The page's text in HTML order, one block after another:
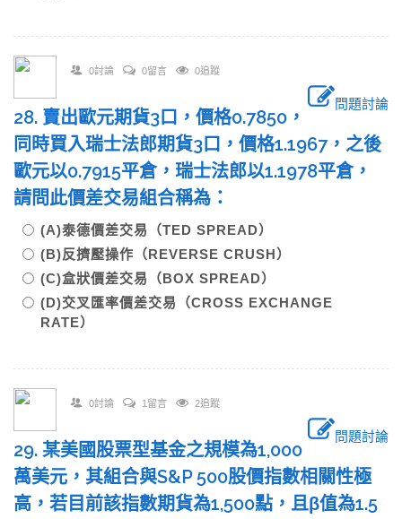
0討論 0留言 0追蹤
問題討論
28. 賣出歐元期貨3口，價格0.7850，
同時買入瑞士法郎期貨3口，價格1.1967，之後
歐元以0.7915平倉，瑞士法郎以1.1978平倉，
請問此價差交易組合稱為：
(A)泰德價差交易（TED SPREAD）
(B)反擠壓操作（REVERSE CRUSH）
(C)盒狀價差交易（BOX SPREAD）
(D)交叉匯率價差交易（CROSS EXCHANGE
RATE）
0討論 1留言 2追蹤
問題討論
29. 某美國股票型基金之規模為1,000
萬美元，其組合與S&P 500股價指數相關性極
高，若目前該指數期貨為1,500點，且β值為1.5